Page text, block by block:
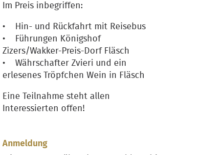
Im Preis inbegriffen:
• Hin- und Rückfahrt mit Reisebus
• Führungen Königshof
Zizers/Wakker-Preis-Dorf Fläsch
• Währschafter Zvieri und ein
erlesenes Tröpfchen Wein in Fläsch
Eine Teilnahme steht allen
Interessierten offen!
Anmeldung